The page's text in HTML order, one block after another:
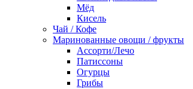
Мёд
Кисель
Чай / Кофе
Маринованные овощи / фрукты
Ассорти/Лечо
Патиссоны
Огурцы
Грибы